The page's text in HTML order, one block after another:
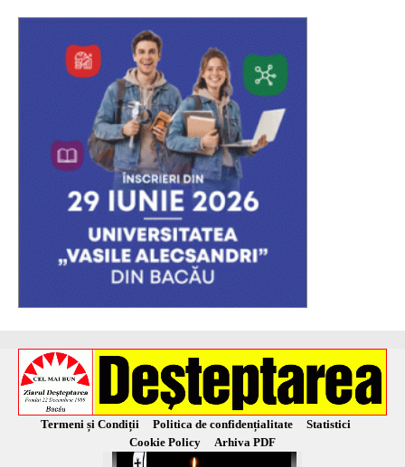
Termeni și Condiții Politica de confidențialitate
Statistici
Cookie Policy
Arhiva PDF